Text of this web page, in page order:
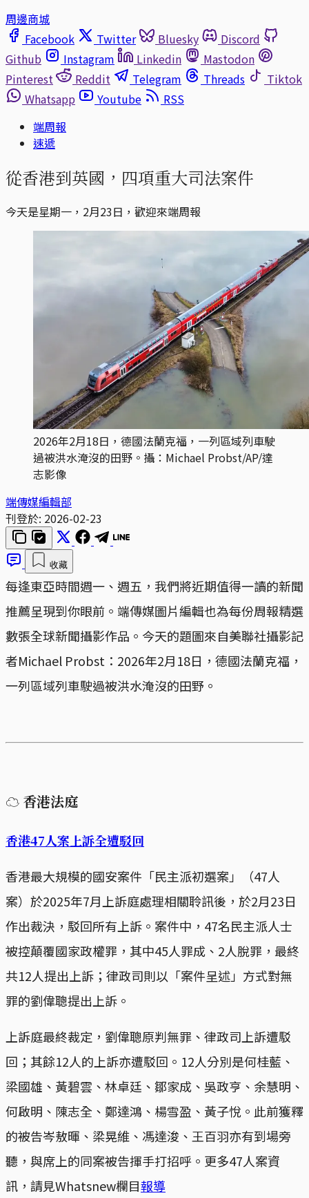
周邊商城
Facebook
Twitter Bluesky
Discord
Github
Instagram Linkedin
Mastodon
Pinterest
Reddit Telegram Threads
Tiktok
Whatsapp
Youtube
RSS
端周報
速遞
從香港到英國，四項重大司法案件
今天是星期一，2月23日，歡迎來端周報
2026年2月18日，德國法蘭克福，一列區域列車駛
過被洪水淹沒的田野。攝：Michael Probst/AP/達
志影像
端傳媒編輯部
刊登於: 2026-02-23
收藏
每逢東亞時間週一、週五，我們將近期值得一讀的新聞
推薦呈現到你眼前。端傳媒圖片編輯也為每份周報精選
數張全球新聞攝影作品。今天的題圖來自美聯社攝影記
者Michael Probst：2026年2月18日，德國法蘭克福，
一列區域列車駛過被洪水淹沒的田野。
☁ 香港法庭
香港47人案上訴全遭駁回
香港最大規模的國安案件「民主派初選案」（47人
案）於2025年7月上訴庭處理相關聆訊後，於2月23日
作出裁決，駁回所有上訴。案件中，47名民主派人士
被控顛覆國家政權罪，其中45人罪成、2人脫罪，最終
共12人提出上訴；律政司則以「案件呈述」方式對無
罪的劉偉聰提出上訴。
上訴庭最終裁定，劉偉聰原判無罪、律政司上訴遭駁
回；其餘12人的上訴亦遭駁回。12人分別是何桂藍、
梁國雄、黃碧雲、林卓廷、鄒家成、吳政亨、余慧明、
何啟明、陳志全、鄭達鴻、楊雪盈、黃子悅。此前獲釋
的被告岑敖暉、梁晃維、馮達浚、王百羽亦有到場旁
聽，與席上的同案被告揮手打招呼。更多47人案資
訊，請見Whatsnew欄目報導